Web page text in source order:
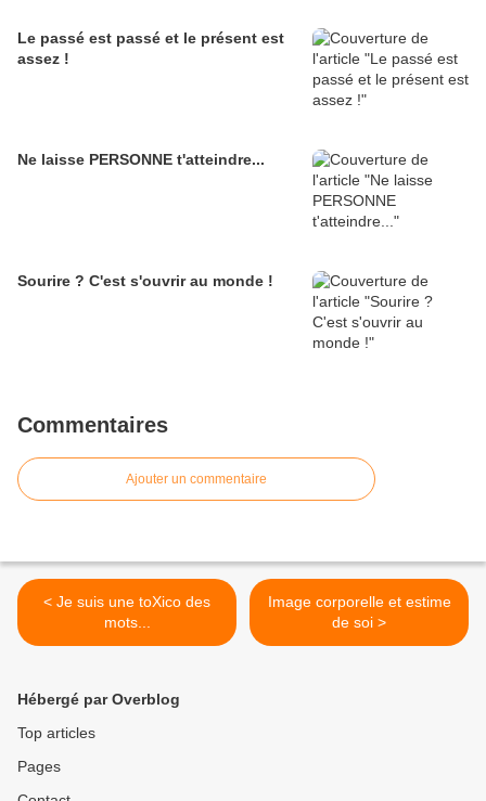
Le passé est passé et le présent est
assez !
Ne laisse PERSONNE t'atteindre...
Sourire ? C'est s'ouvrir au monde !
Commentaires
Ajouter un commentaire
< Je suis une toXico des
mots...
Image corporelle et estime
de soi >
Hébergé par Overblog
Top articles
Pages